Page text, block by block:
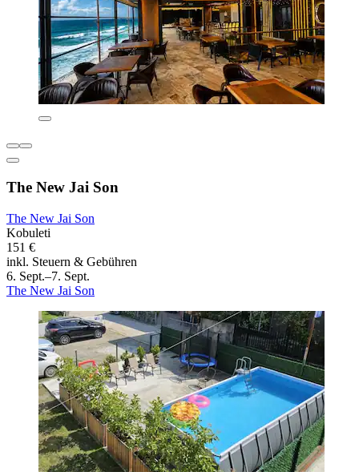
The New Jai Son
The New Jai Son
Kobuleti
151 €
inkl. Steuern & Gebühren
6. Sept.–7. Sept.
The New Jai Son